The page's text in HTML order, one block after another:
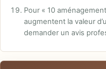
Pour « 10
augmentent la valeur
demander un avis